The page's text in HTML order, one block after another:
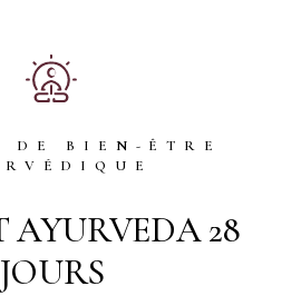
DE BIEN-ÊTRE
AYURVEDA 28
JOURS